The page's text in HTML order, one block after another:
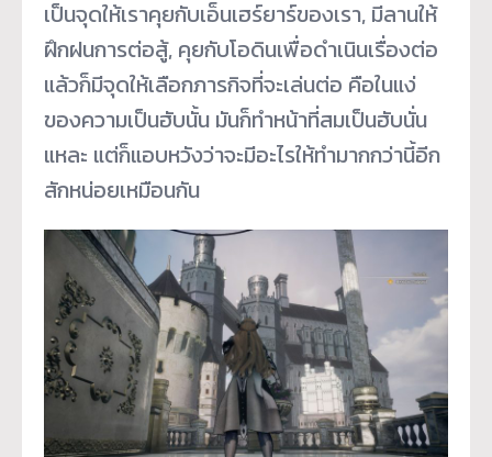
เป็นจุดให้เราคุยกับเอ็นเฮร์ยาร์ของเรา, มีลานให้
ฝึกฝนการต่อสู้, คุยกับโอดินเพื่อดำเนินเรื่องต่อ
แล้วก็มีจุดให้เลือกภารกิจที่จะเล่นต่อ คือในแง่
ของความเป็นฮับนั้น มันก็ทำหน้าที่สมเป็นฮับนั่น
แหละ แต่ก็แอบหวังว่าจะมีอะไรให้ทำมากกว่านี้อีก
สักหน่อยเหมือนกัน